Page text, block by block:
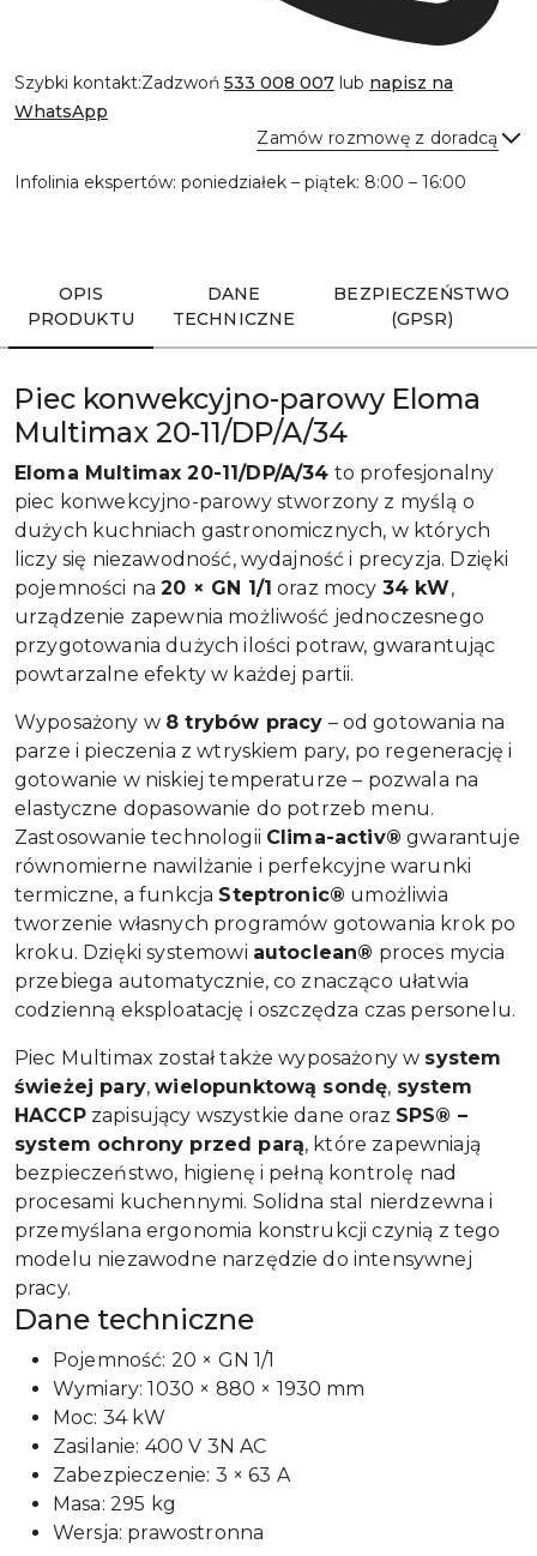
Szybki kontakt:Zadzwoń 533 008 007 lub napisz na
WhatsApp
Zamów rozmowę z doradcą
Infolinia ekspertów: poniedziałek – piątek: 8:00 – 16:00
OPIS
PRODUKTU
DANE
TECHNICZNE
BEZPIECZEŃSTWO
(GPSR)
Piec konwekcyjno-parowy Eloma
Multimax 20-11/DP/A/34
Eloma Multimax 20-11/DP/A/34 to profesjonalny
piec konwekcyjno-parowy stworzony z myślą o
dużych kuchniach gastronomicznych, w których
liczy się niezawodność, wydajność i precyzja. Dzięki
pojemności na20 × GN 1/1 oraz mocy 34 kW,
urządzenie zapewnia możliwość jednoczesnego
przygotowania dużych ilości potraw, gwarantując
powtarzalne efekty w każdej partii.
Wyposażony w 8 trybów pracy – od gotowania na
parze i pieczenia z wtryskiem pary, po regenerację i
gotowanie w niskiej temperaturze – pozwala na
elastyczne dopasowanie do potrzeb menu.
Zastosowanie technologii Clima-activ® gwarantuje
równomierne nawilżanie i perfekcyjne warunki
termiczne, a funkcja Steptronic® umożliwia
tworzenie własnych programów gotowania krok po
kroku. Dzięki systemowi autoclean® proces mycia
przebiega automatycznie, co znacząco ułatwia
codzienną eksploatację i oszczędza czas personelu.
Piec Multimax został także wyposażony w system
świeżej pary,wielopunktową sondę, system
HACCPzapisujący wszystkie dane oraz SPS® –
system ochrony przed parą, które zapewniają
bezpieczeństwo, higienę i pełną kontrolę nad
procesami kuchennymi. Solidna stal nierdzewna i
przemyślana ergonomia konstrukcji czynią z tego
modelu niezawodne narzędzie do intensywnej
pracy.
Dane techniczne
Pojemność: 20 × GN 1/1
Wymiary: 1030 × 880 × 1930 mm
Moc: 34 kW
Zasilanie: 400 V 3N AC
Zabezpieczenie: 3 × 63 A
Masa: 295 kg
Wersja: prawostronna